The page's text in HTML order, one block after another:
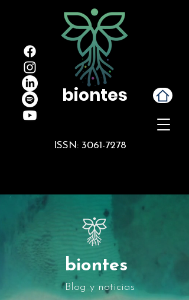
biontes
ISSN: 3061-7278
biontes
Blog y noticias